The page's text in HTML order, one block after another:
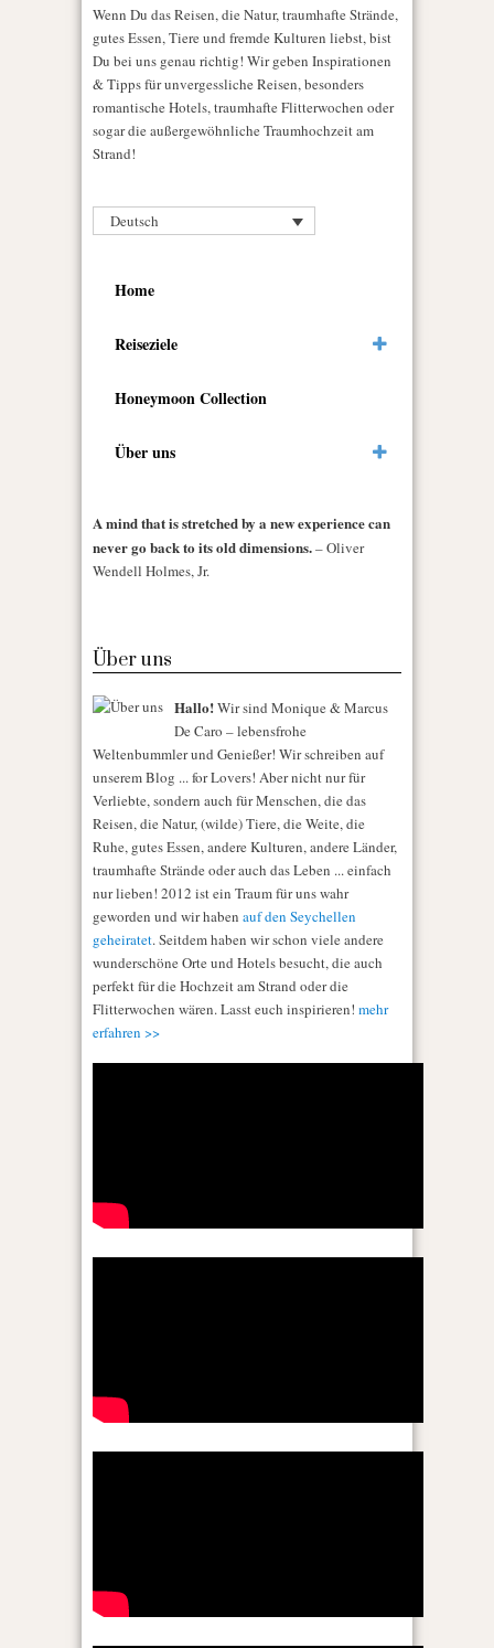
Wenn Du das Reisen, die Natur, traumhafte Strände,
gutes Essen, Tiere und fremde Kulturen liebst, bist
Du bei uns genau richtig! Wir geben Inspirationen
& Tipps für unvergessliche Reisen, besonders
romantische Hotels, traumhafte Flitterwochen oder
sogar die außergewöhnliche Traumhochzeit am
Strand!
Deutsch
Home
Reiseziele
Honeymoon Collection
Über uns
A mind that is stretched by a new experience can
never go back to its old dimensions.– Oliver
Wendell Holmes, Jr.
Über uns
Hallo!Wir sind Monique & Marcus
De Caro – lebensfrohe
Weltenbummler und Genießer! Wir schreiben auf
unserem Blog ... for Lovers! Aber nicht nur für
Verliebte, sondern auch für Menschen, die das
Reisen, die Natur, (wilde) Tiere, die Weite, die
Ruhe, gutes Essen, andere Kulturen, andere Länder,
traumhafte Strände oder auch das Leben ... einfach
nur lieben! 2012 ist ein Traum für uns wahr
geworden und wir haben auf den Seychellen
geheiratet. Seitdem haben wir schon viele andere
wunderschöne Orte und Hotels besucht, die auch
perfekt für die Hochzeit am Strand oder die
Flitterwochen wären. Lasst euch inspirieren! mehr
erfahren >>